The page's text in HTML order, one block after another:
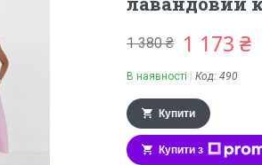
1 380 ₴ 1 173 ₴
В наявності Код: 490
Купити
Купити з